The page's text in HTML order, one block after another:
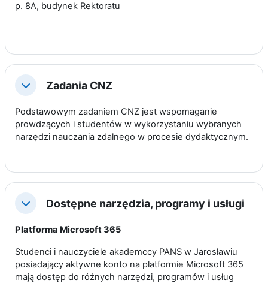
p. 8A, budynek Rektoratu
MinimalizujZadania CNZ
Podstawowym zadaniem CNZ jest wspomaganie
prowdzących i studentów w wykorzystaniu wybranych
narzędzi nauczania zdalnego w procesie dydaktycznym.
MinimalizujDostępne narzędzia, programy i usługi
Platforma Microsoft 365
Studenci i nauczyciele akademccy PANS w Jarosławiu
posiadający aktywne konto na platformie Microsoft 365
mają dostęp do różnych narzędzi, programów i usług